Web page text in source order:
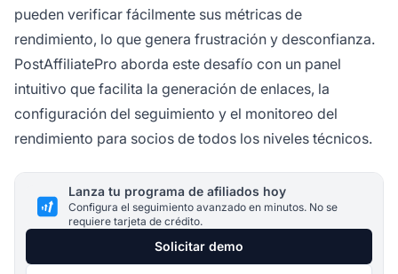
pueden verificar fácilmente sus métricas de
rendimiento, lo que genera frustración y desconfianza.
PostAffiliatePro aborda este desafío con un panel
intuitivo que facilita la generación de enlaces, la
configuración del seguimiento y el monitoreo del
rendimiento para socios de todos los niveles técnicos.
Lanza tu programa de afiliados hoy
Configura el seguimiento avanzado en minutos. No se
requiere tarjeta de crédito.
Solicitar demo